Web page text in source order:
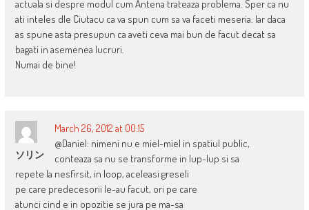
actuala si despre modul cum Antena trateaza problema. Sper ca nu
ati inteles dle Ciutacu ca va spun cum sa va faceti meseria. Iar daca
as spune asta presupun ca aveti ceva mai bun de facut decat sa
bagati in asemenea lucruri.
Numai de bine!
ソリン
March 26, 2012 at 00:15
@Daniel: nimeni nu e miel-miel in spatiul public,
conteaza sa nu se transforme in lup-lup si sa
repete la nesfirsit, in loop, aceleasi greseli
pe care predecesorii le-au facut, ori pe care
atunci cind e in opozitie se jura pe ma-sa